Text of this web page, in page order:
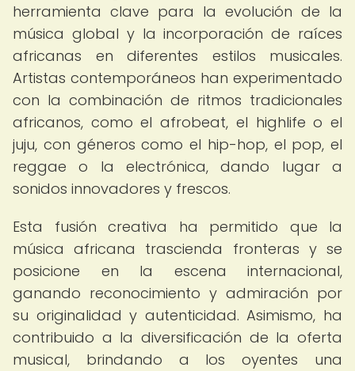
herramienta clave para la evolución de la
música global y la incorporación de raíces
africanas en diferentes estilos musicales.
Artistas contemporáneos han experimentado
con la combinación de ritmos tradicionales
africanos, como el afrobeat, el highlife o el
juju, con géneros como el hip-hop, el pop, el
reggae o la electrónica, dando lugar a
sonidos innovadores y frescos.
Esta fusión creativa ha permitido que la
música africana trascienda fronteras y se
posicione en la escena internacional,
ganando reconocimiento y admiración por
su originalidad y autenticidad. Asimismo, ha
contribuido a la diversificación de la oferta
musical, brindando a los oyentes una